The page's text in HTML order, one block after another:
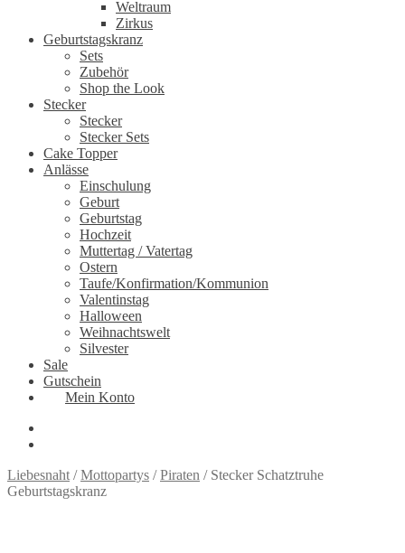
Weltraum
Zirkus
Geburtstagskranz
Sets
Zubehör
Shop the Look
Stecker
Stecker
Stecker Sets
Cake Topper
Anlässe
Einschulung
Geburt
Geburtstag
Hochzeit
Muttertag / Vatertag
Ostern
Taufe/Konfirmation/Kommunion
Valentinstag
Halloween
Weihnachtswelt
Silvester
Sale
Gutschein
Mein Konto
Liebesnaht /Mottopartys /Piraten / Stecker Schatztruhe
Geburtstagskranz